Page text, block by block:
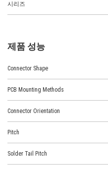
시리즈
제품 성능
Connector Shape
PCB Mounting Methods
Connector Orientation
Pitch
Solder Tail Pitch